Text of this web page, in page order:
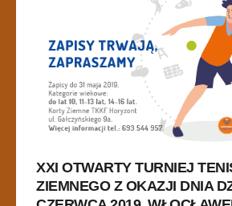
XXI OTWARTY TURNIEJ
ZIEMNEGO Z OKAZJI DNIA